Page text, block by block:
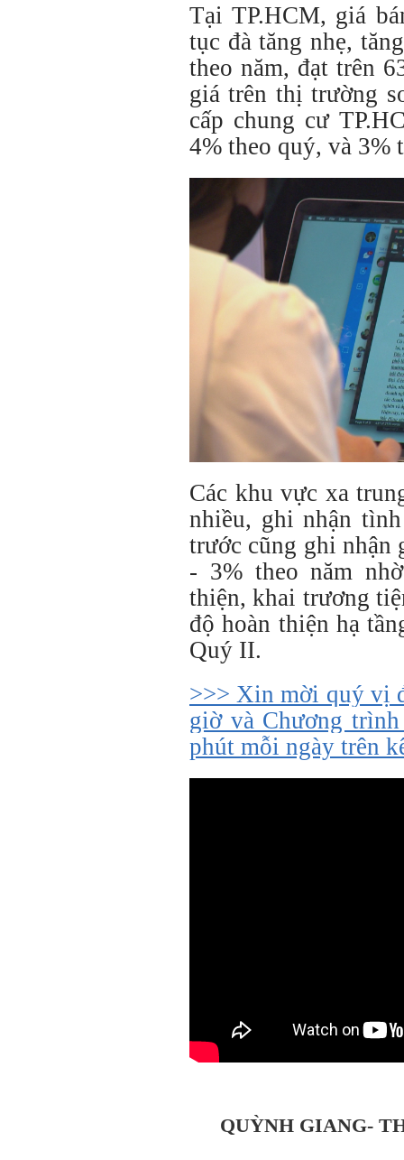
Tại TP.HCM, giá
tục đà tăng nhẹ,
theo năm, đạt trên
giá trên thị trường
cấp chung cư
4% theo quý, và 3%
Các khu vực xa
nhiều, ghi nhận
trước cũng ghi nhận
- 3% theo năm
thiện, khai trương
độ hoàn thiện hạ
Quý II.
>>> Xin mời quý vị
giờ và Chương
phút mỗi ngày trên
QUỲNH GIANG-